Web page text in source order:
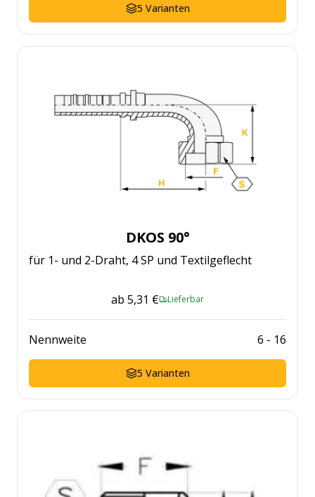
5 Varianten
DKOS 90°
für 1- und 2-Draht, 4 SP und Textilgeflecht
ab 5,31 € Lieferbar
Nennweite 6 - 16
5 Varianten